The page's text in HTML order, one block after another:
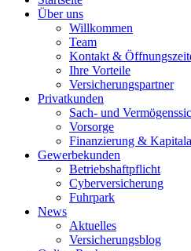
Über uns
Willkommen
Team
Kontakt &
Ihre Vorteile
Versicherungspartner
Privatkunden
Sach- und
Vorsorge
Finanzierung &
Gewerbekunden
Betriebshaftpflicht
Cyberversicherung
Fuhrpark
News
Aktuelles
Versicherungsblog